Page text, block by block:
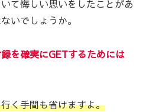
て悔しい思いをしたことがあ
いでしょうか。
を確実にGETするためには
く手間も省けますよ。